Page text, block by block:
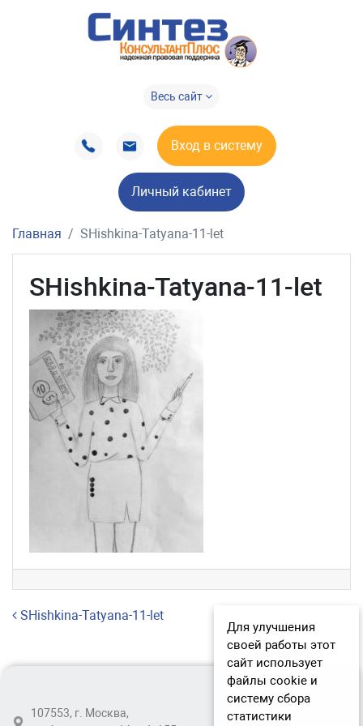
Весь сайт
Вход в систему
Личный кабинет
Главная SHishkina-Tatyana-11-let
SHishkina-Tatyana-11-let
Навигация по записям
SHishkina-Tatyana-11-let
107553, г. Москва,
Для улучшения
своей работы этот
сайт использует
файлы cookie и
систему сбора
статистики